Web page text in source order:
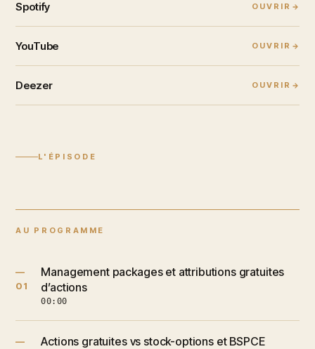
Spotify OUVRIR
YouTube OUVRIR
Deezer OUVRIR
L'ÉPISODE
AU PROGRAMME
—
01
Management packages et attributions gratuites
d’actions
00:00
—
Actions gratuites vs stock-options et BSPCE